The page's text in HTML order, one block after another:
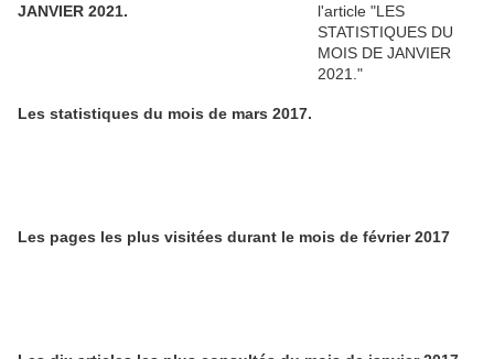
JANVIER 2021.
Les statistiques du mois de mars 2017.
Les pages les plus visitées durant le mois de février 2017